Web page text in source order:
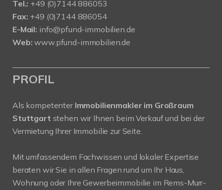
Tel.: +49 (0)7144 886053
Fax: +49 (0)7144 886054
E-Mail: info@pfund-immobilien.de
Web: www.pfund-immobilien.de
PROFIL
Als kompetenter Immobilienmakler im Großraum
Stuttgart stehen wir Ihnen beim Verkauf und bei der
Vermietung Ihrer Immobilie zur Seite.
Mit umfassendem Fachwissen und lokaler Expertise
beraten wir Sie in allen Fragen rund um Ihr Haus,
Wohnung oder Ihre Gewerbeimmobilie im Rems-Murr-